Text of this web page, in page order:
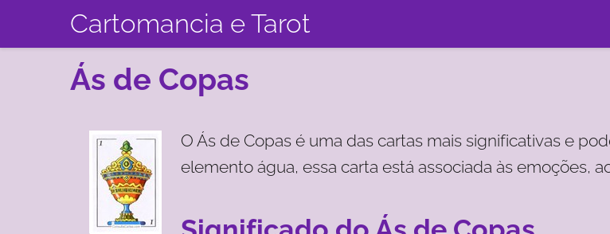
Cartomancia e Tarot
Ás de Copas
O Ás de Copas é uma das cartas mais significativas e
elemento água, essa carta está associada às emoções,